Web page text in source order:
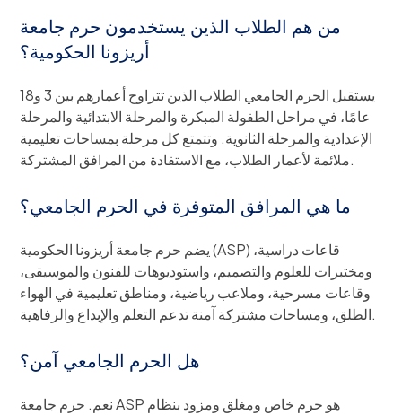
من هم الطلاب الذين يستخدمون حرم جامعة
أريزونا الحكومية؟
يستقبل الحرم الجامعي الطلاب الذين تتراوح أعمارهم بين 3 و18
عامًا، في مراحل الطفولة المبكرة والمرحلة الابتدائية والمرحلة
الإعدادية والمرحلة الثانوية. وتتمتع كل مرحلة بمساحات تعليمية
ملائمة لأعمار الطلاب، مع الاستفادة من المرافق المشتركة.
ما هي المرافق المتوفرة في الحرم الجامعي؟
يضم حرم جامعة أريزونا الحكومية (ASP) قاعات دراسية،
ومختبرات للعلوم والتصميم، واستوديوهات للفنون والموسيقى،
وقاعات مسرحية، وملاعب رياضية، ومناطق تعليمية في الهواء
الطلق، ومساحات مشتركة آمنة تدعم التعلم والإبداع والرفاهية.
هل الحرم الجامعي آمن؟
نعم. حرم جامعة ASP هو حرم خاص ومغلق ومزود بنظام